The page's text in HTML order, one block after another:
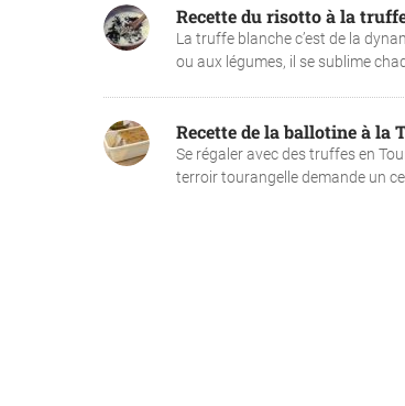
Recette du risotto à la
La truffe blanche c’est de la
ou aux légumes, il se sublime
Recette de la ballotine à la
Se régaler avec des truffes en
terroir tourangelle demande un